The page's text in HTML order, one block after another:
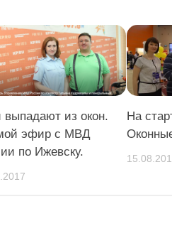
выпадают из окон.
эфир с МВД
по Ижевску.
На